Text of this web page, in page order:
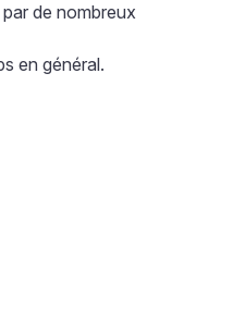
de nombreux
en général.